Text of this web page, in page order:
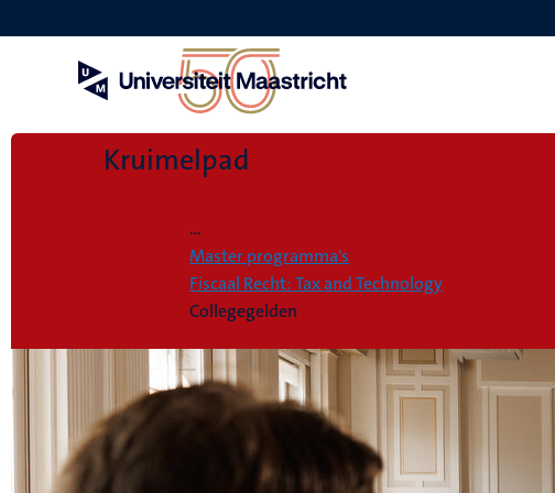
en
Kruimelpad
...
Master programma's
Fiscaal Recht: Tax and Technology
Collegegelden